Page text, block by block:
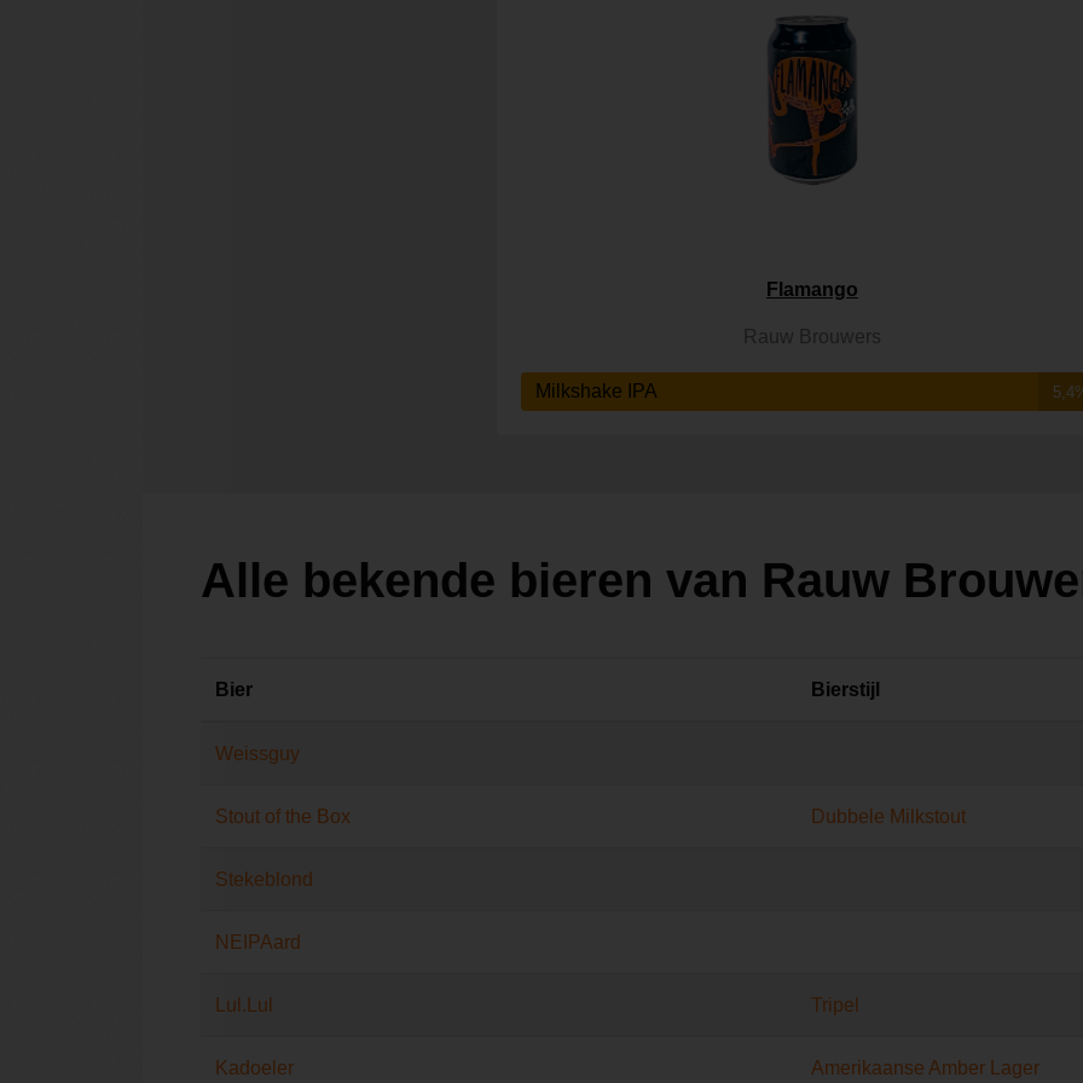
Flamango
Rauw Brouwers
Milkshake IPA
Alle bekende bieren van Rauw
Bier Bierstijl
Weissguy
Stout of the Box Dubbele Milkstout
Stekeblond
NEIPAard
Lul.Lul Tripel
Kadoeler Amerikaanse Amber Lager